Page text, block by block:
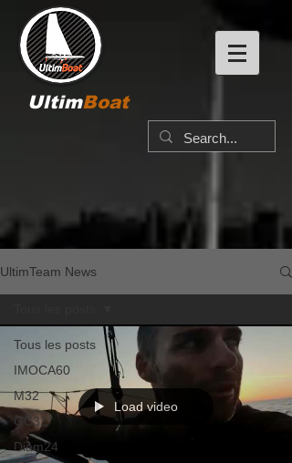
UltimBoat
UltimTeam News
Tous les posts
IMOCA60
M32
GC32
Diam24
Load video